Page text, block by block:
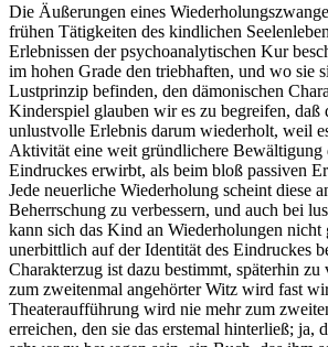
Die Äußerungen eines
frühen Tätigkeiten des kindlichen
Erlebnissen der psychoanalytischen Kur
im hohen Grade den triebhaften, und wo sie
Lustprinzip befinden, den dämonischen
Kinderspiel glauben wir es zu begreifen, daß
unlustvolle Erlebnis darum wiederholt, weil
Aktivität eine weit gründlichere Bewältigung
Eindruckes erwirbt, als beim bloß passiven
Jede neuerliche Wiederholung scheint diese
Beherrschung zu verbessern, und auch bei
kann sich das Kind an Wiederholungen
unerbittlich auf der Identität des Eindruckes
Charakterzug ist dazu bestimmt, späterhin
zum zweitenmal angehörter Witz wird fast
Theateraufführung wird nie mehr zum
erreichen, den sie das erstemal hinterließ; ja,